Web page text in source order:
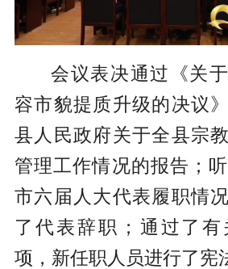
会议表决通过《关
容市貌提质升级的决议
县人民政府关于全县宗
管理工作情况的报告；
市六届人大代表履职情
了代表辞职；通过了
项，新任职人员进行了宪